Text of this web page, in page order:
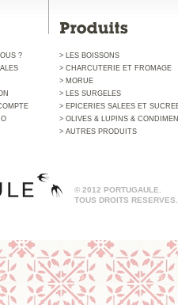
?
> LES BOISSONS
> CHARCUTERIE ET FROMAGE
> MORUE
> LES SURGELES
> EPICERIES SALEES ET
> OLIVES & LUPINS &
> AUTRES PRODUITS
© 2012 PORTUGAULE.
TOUS DROITS RESERVES.